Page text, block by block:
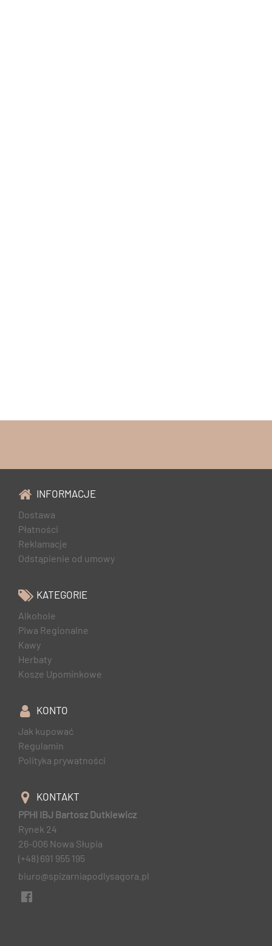
INFORMACJE
Dostawa
Płatności
Reklamacje
Odstąpienie od umowy
KATEGORIE
Alkohole
Piwa Regionalne
Kawy
Herbaty
Kosze Upominkowe
KONTO
Jak kupować
Regulamin
Polityka prywatności
KONTAKT
PPHI IBJ Bartosz Dutkiewicz
Rynek 24
26-006 Nowa Słupia
(+48) 691 955 195
biuro@spizarniapodlysagora.pl